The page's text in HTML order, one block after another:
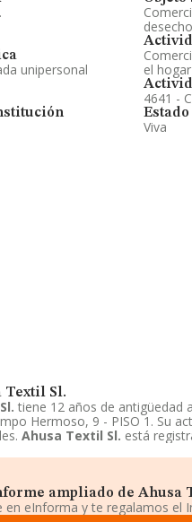
unipersonal
desecho
el
4641 -
Viva
Textil Sl.
tiene 12 años de antigüedad
Hermoso, 9 - PISO 1. Su
Ahusa Textil Sl. está
ampliado de Ahusa
en eInforma y te regalamos el